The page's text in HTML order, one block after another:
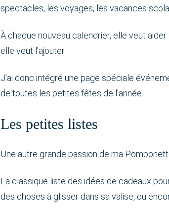
spectacles, les voyages, les vacances
À chaque nouveau calendrier, elle veut
elle veut l'ajouter.
J'ai donc intégré une page spéciale
de toutes les petites fêtes de l'année.
Les petites listes
Une autre grande passion de ma
La classique liste des idées de cadeaux
des choses à glisser dans sa valise, ou